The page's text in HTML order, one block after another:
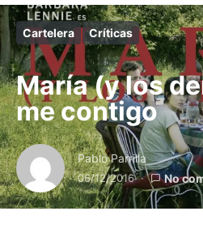
Cartelera Críticas
María (y los
me contigo
Pablo Parrilla
06/12/2016 No